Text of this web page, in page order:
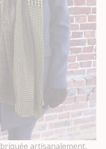
artisanalement,